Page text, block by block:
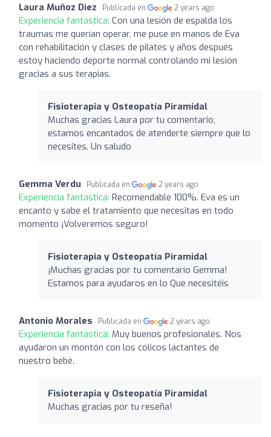
Laura Muñoz Diez Publicada en 2 years ago
Experiencia fantástica: Con una lesión de espalda los
traumas me querían operar, me puse en manos de Eva
con rehabilitación y clases de pilates y años después
estoy haciendo deporte normal controlando mi lesión
gracias a sus terapias.
Fisioterapia y Osteopatía Piramidal
Muchas gracias Laura por tu comentario,
estamos encantados de atenderte siempre que lo
necesites. Un saludo
Gemma Verdu Publicada en 2 years ago
Experiencia fantástica: Recomendable 100%. Eva es un
encanto y sabe el tratamiento que necesitas en todo
momento ¡Volveremos seguro!
Fisioterapia y Osteopatía Piramidal
¡Muchas gracias por tu comentario Gemma!
Estamos para ayudaros en lo Que necesitéis
Antonio Morales Publicada en 2 years ago
Experiencia fantástica: Muy buenos profesionales. Nos
ayudaron un montón con los cólicos lactantes de
nuestro bebé.
Fisioterapia y Osteopatía Piramidal
Muchas gracias por tu reseña!